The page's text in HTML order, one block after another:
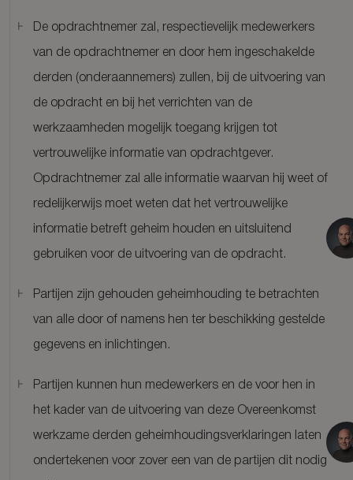
De opdrachtnemer zal, respectievelijk medewerkers
van de opdrachtnemer en door hem ingeschakelde
derden (onderaannemers) zullen, bij de uitvoering van
de opdracht en bij het verrichten van de
werkzaamheden mogelijk toegang krijgen tot
vertrouwelijke informatie van opdrachtgever.
Opdrachtnemer zal alle informatie waarvan hij weet of
redelijkerwijs moet weten dat het vertrouwelijke
informatie betreft geheim houden en uitsluitend
gebruiken voor de uitvoering van de opdracht.
Partijen zijn gehouden geheimhouding te betrachten
van alle door of namens hen ter beschikking gestelde
gegevens en inlichtingen.
Partijen kunnen hun medewerkers en de voor hen in
het kader van de uitvoering van deze Overeenkomst
werkzame derden geheimhoudingsverklaringen laten
ondertekenen voor zover een van de partijen dit nodig